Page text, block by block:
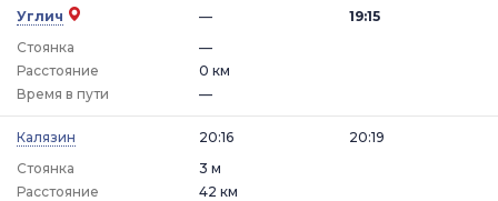
Углич
—
Стоянка
—
19:15
Расстояние
0 км
Время в пути
—
Калязин
20:16
Стоянка
3 м
20:19
Расстояние
42 км